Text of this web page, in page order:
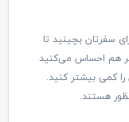
سفرتان بچینید تا
اگر هم احساس می‌کنید
کمی بیشتر کنید.
هستند.